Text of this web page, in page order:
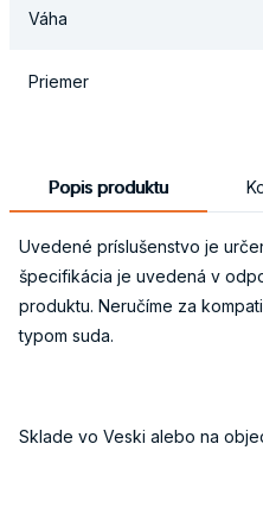
Váha
Priemer
Popis produktu
Uvedené príslušenstvo je
špecifikácia je uvedená v
produktu. Neručíme za
typom suda.
Sklade vo Veski alebo na